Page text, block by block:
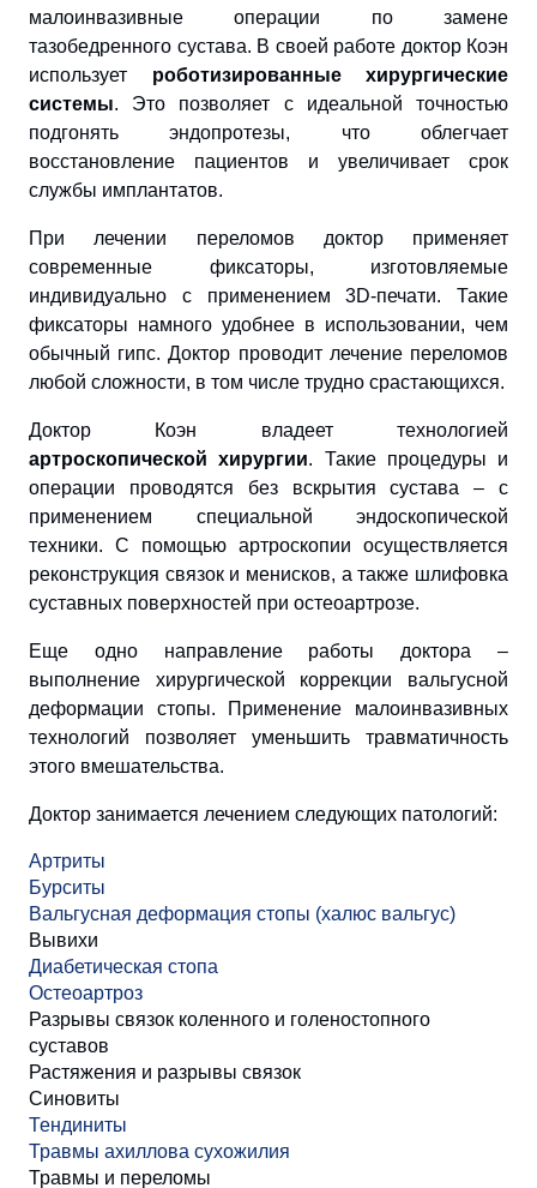
малоинвазивные операции по замене
тазобедренного сустава. В своей работе доктор Коэн
использует роботизированные хирургические
системы. Это позволяет с идеальной точностью
подгонять эндопротезы, что облегчает
восстановление пациентов и увеличивает срок
службы имплантатов.
При лечении переломов доктор применяет
современные фиксаторы, изготовляемые
индивидуально с применением 3D-печати. Такие
фиксаторы намного удобнее в использовании, чем
обычный гипс. Доктор проводит лечение переломов
любой сложности, в том числе трудно срастающихся.
Доктор Коэн владеет технологией
артроскопической хирургии. Такие процедуры и
операции проводятся без вскрытия сустава – с
применением специальной эндоскопической
техники. С помощью артроскопии осуществляется
реконструкция связок и менисков, а также шлифовка
суставных поверхностей при остеоартрозе.
Еще одно направление работы доктора –
выполнение хирургической коррекции вальгусной
деформации стопы. Применение малоинвазивных
технологий позволяет уменьшить травматичность
этого вмешательства.
Доктор занимается лечением следующих патологий:
Артриты
Бурситы
Вальгусная деформация стопы (халюс вальгус)
Вывихи
Диабетическая стопа
Остеоартроз
Разрывы связок коленного и голеностопного
суставов
Растяжения и разрывы связок
Синовиты
Тендиниты
Травмы ахиллова сухожилия
Травмы и переломы